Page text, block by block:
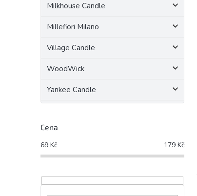
Milkhouse Candle
Millefiori Milano
Village Candle
WoodWick
Yankee Candle
Cena
69 Kč 179 Kč